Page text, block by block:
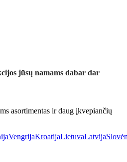
jūsų namams dabar dar
asortimentas ir daug įkvepiančių
VengrijaKroatijaLietuvaLatvija